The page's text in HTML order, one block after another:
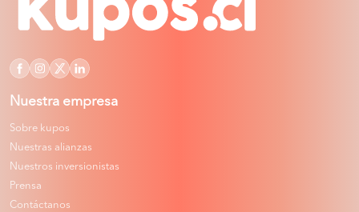
Nuestra empresa
Sobre kupos
Nuestras alianzas
Nuestros inversionistas
Prensa
Contáctanos